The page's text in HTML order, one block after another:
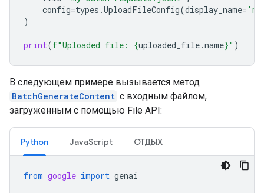
config=types .UploadFileConfig(display_name=
)
print(f"Uploaded file: {uploaded_file.name}" )
В следующем примере вызывается метод
BatchGenerateContent с входным файлом,
загруженным с помощью File API:
Python JavaScript ОТДЫХ
from google import genai